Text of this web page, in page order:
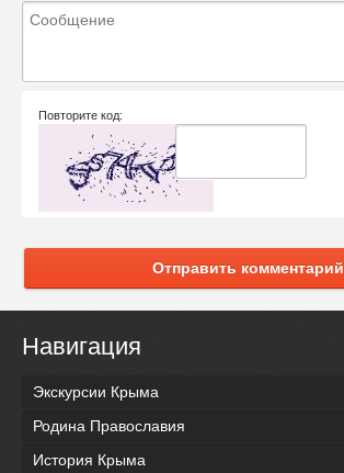
Повторите код:
Отправить комментарий
Навигация
Экскурсии Крыма
Родина Православия
История Крыма